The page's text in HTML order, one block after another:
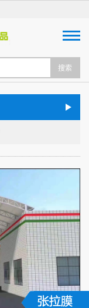
搜索